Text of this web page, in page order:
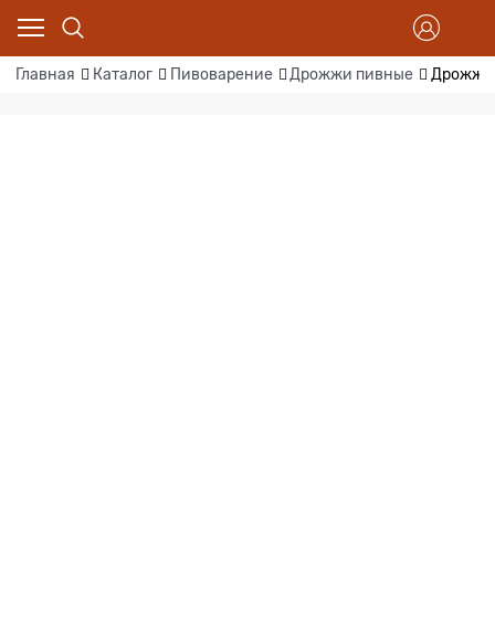
Главная Каталог Пивоварение Дрожжи пивные Дрожжи